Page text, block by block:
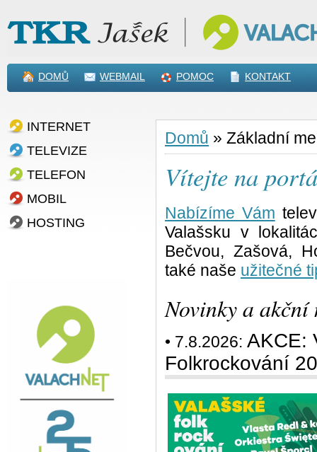
DOMŮ WEBMAIL POMOC KONTAKT
INTERNET
TELEVIZE
TELEFON
MOBIL
HOSTING
Domů » Základní
Vítejte na
Nabízíme Vám
Valašsku v
Bečvou, Zašová,
také naše užitečné
Novinky a akční
• 7.8.2026: AKCE:
Folkrockování